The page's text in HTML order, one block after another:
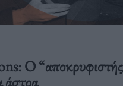
O
άστρα